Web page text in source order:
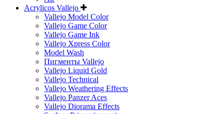
Acrylicos Vallejo
Vallejo Model Color
Vallejo Game Color
Vallejo Game Ink
Vallejo Xpress Color
Model Wash
Пигменты Vallejo
Vallejo Liquid Gold
Vallejo Technical
Vallejo Weathering Effects
Vallejo Panzer Aces
Vallejo Diorama Effects